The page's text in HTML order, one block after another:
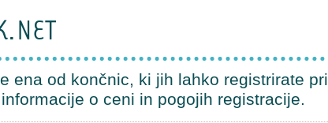
ena od končnic, ki jih lahko registrirate
o ceni in pogojih registracije.